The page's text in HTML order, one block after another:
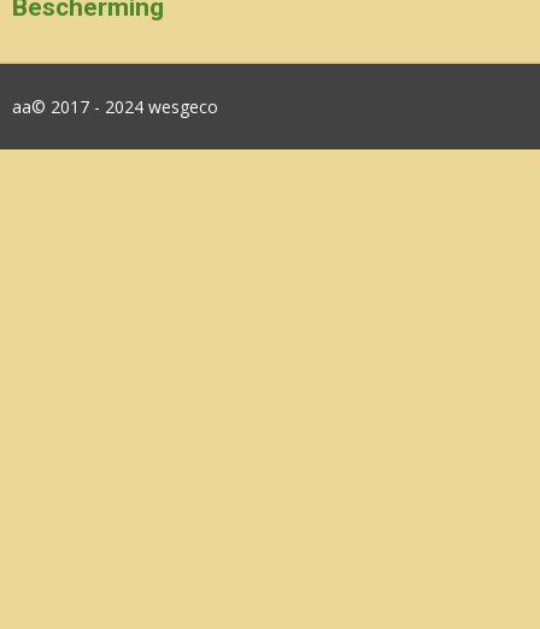
Bescherming
aa© 2017 - 2024 wesgeco